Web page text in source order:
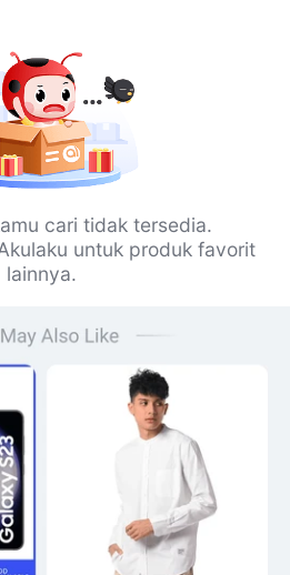
cari tidak tersedia.
untuk produk favorit
lainnya.